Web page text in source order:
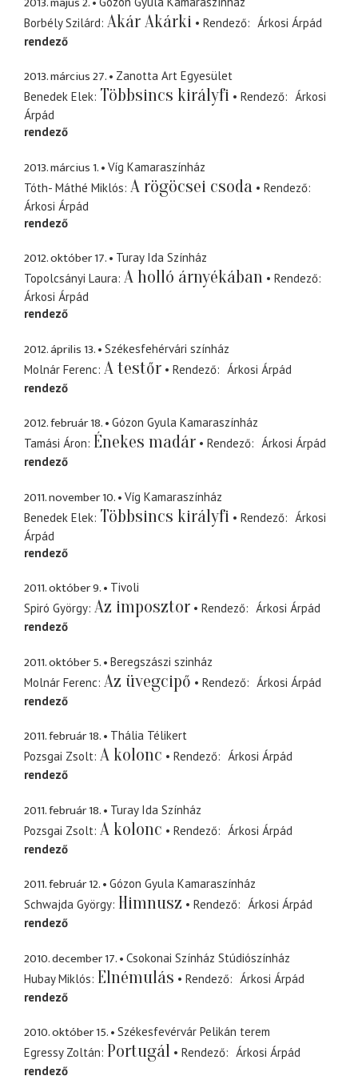
Borbély Szilárd Akár Akárki Rendező
Árkosi Árpád
rendező
2013. március 27.
Zanotta Art Egyesület
Benedek Elek Többsincs királyfi Rendező
Árkosi
Árpád
rendező
2013. március 1.
Víg Kamaraszínház
Tóth- Máthé Miklós A rögöcsei csoda
Rendező
Árkosi Árpád
rendező
2012. október 17.
Turay Ida Színház
Topolcsányi Laura A holló árnyékában
Rendező
Árkosi Árpád
rendező
2012. április 13.
Székesfehérvári színház
Molnár Ferenc A testőr Rendező
Árkosi Árpád
rendező
2012. február 18.
Gózon Gyula Kamaraszínház
Tamási Áron Énekes madár Rendező
Árkosi Árpád
rendező
2011. november 10.
Víg Kamaraszínház
Benedek Elek Többsincs királyfi Rendező
Árkosi
Árpád
rendező
2011. október 9.
Tivoli
Spiró György Az imposztor Rendező
Árkosi Árpád
rendező
2011. október 5.
Beregszászi szinház
Molnár Ferenc Az üvegcipő Rendező
Árkosi Árpád
rendező
2011. február 18.
Thália Télikert
Pozsgai Zsolt A kolonc Rendező
Árkosi Árpád
rendező
2011. február 18.
Turay Ida Színház
Pozsgai Zsolt A kolonc Rendező
Árkosi Árpád
rendező
2011. február 12.
Gózon Gyula Kamaraszínház
Schwajda György Himnusz Rendező
Árkosi Árpád
rendező
2010. december 17.
Csokonai Színház Stúdiószínház
Hubay Miklós Elnémulás Rendező
Árkosi Árpád
rendező
2010. október 15.
Székesfevérvár Pelikán terem
Egressy Zoltán Portugál Rendező
Árkosi Árpád
rendező